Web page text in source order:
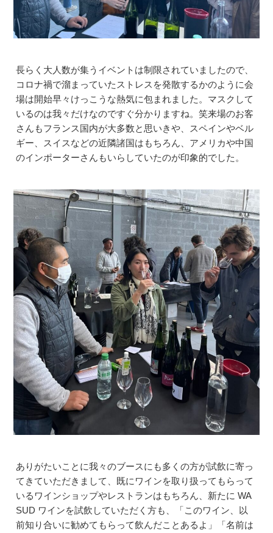
長らく大人数が集うイベントは制限されていましたので、
コロナ禍で溜まっていたストレスを発散するかのように会
場は開始早々けっこうな熱気に包まれました。マスクして
いるのは我々だけなのですぐ分かりますね。笑来場のお客
さんもフランス国内が大多数と思いきや、スペインやベル
ギー、スイスなどの近隣諸国はもちろん、アメリカや中国
のインポーターさんもいらしていたのが印象的でした。
ありがたいことに我々のブースにも多くの方が試飲に寄っ
てきていただきまして、既にワインを取り扱ってもらって
いるワインショップやレストランはもちろん、新たに WA
SUD ワインを試飲していただく方も、「このワイン、以
前知り合いに勧めてもらって飲んだことあるよ」「名前は